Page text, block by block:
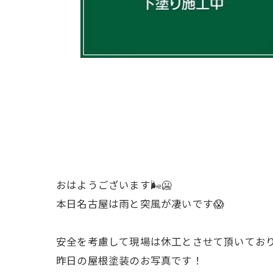
おはようございます🌬️🥶
本日名古屋は雨と突風が凄いです😱
安全を考慮して現場は休工とさせて頂いてお
昨日の屋根塗装のお写真です！